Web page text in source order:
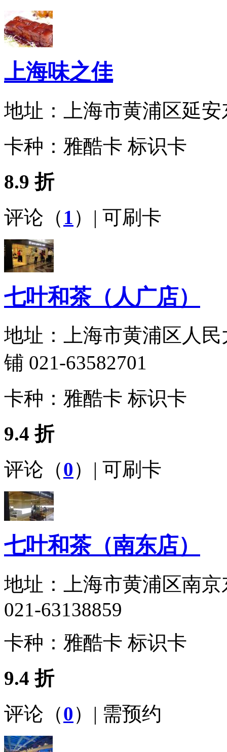
上海味之佳
地址：
上海市黄浦区延
卡种： 雅酷卡 标识卡
8.9 折
评论（ 1）| 可刷卡
七叶和茶（人广店）
地址：
上海市黄浦区人
铺 021-63582701
卡种： 雅酷卡 标识卡
9.4 折
评论（0）| 可刷卡
七叶和茶（南东店）
地址：
上海市黄浦区南
021-63138859
卡种： 雅酷卡 标识卡
9.4 折
评论（0）| 需预约